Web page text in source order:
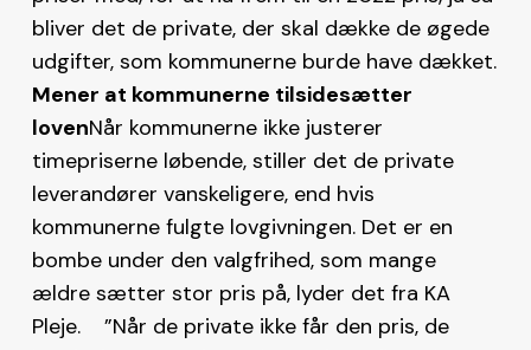
bliver det de private, der skal dække de øgede
udgifter, som kommunerne burde have dækket.
Mener at kommunerne tilsidesætter
lovenNår kommunerne ikke justerer
timepriserne løbende, stiller det de private
leverandører vanskeligere, end hvis
kommunerne fulgte lovgivningen. Det er en
bombe under den valgfrihed, som mange
ældre sætter stor pris på, lyder det fra KA
Pleje. ”Når de private ikke får den pris, de